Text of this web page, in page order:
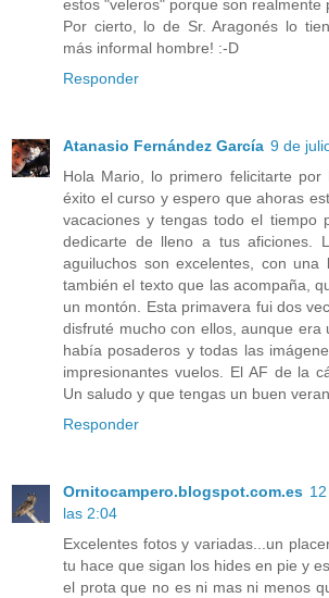
estos "veleros" porque son realmente
Por cierto, lo de Sr. Aragonés lo
más informal hombre! :-D
Responder
Atanasio Fernández García 9 de
Hola Mario, lo primero felicitarte por
éxito el curso y espero que ahoras
vacaciones y tengas todo el tiempo
dedicarte de lleno a tus aficiones.
aguiluchos son excelentes, con una
también el texto que las acompaña,
un montón. Esta primavera fui dos
disfruté mucho con ellos, aunque era
había posaderos y todas las
impresionantes vuelos. El AF de la
Un saludo y que tengas un buen
Responder
Ornitocampero.blogspot.com.es
las 2:04
Excelentes fotos y variadas...un
tu hace que sigan los hides en pie y
el prota que no es ni mas ni menos